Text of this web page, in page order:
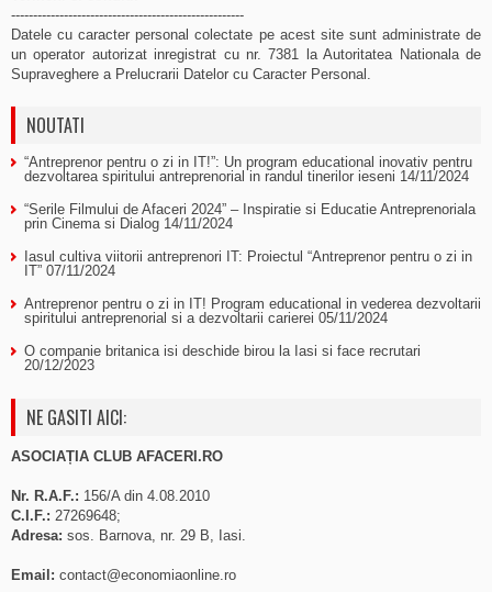
-----------------------------------------------------
Datele cu caracter personal colectate pe acest site sunt administrate de
un operator autorizat inregistrat cu nr. 7381 la Autoritatea Nationala de
Supraveghere a Prelucrarii Datelor cu Caracter Personal.
NOUTATI
“Antreprenor pentru o zi in IT!”: Un program educational inovativ pentru
dezvoltarea spiritului antreprenorial in randul tinerilor ieseni 14/11/2024
“Serile Filmului de Afaceri 2024” – Inspiratie si Educatie Antreprenoriala
prin Cinema si Dialog 14/11/2024
Iasul cultiva viitorii antreprenori IT: Proiectul “Antreprenor pentru o zi in
IT” 07/11/2024
Antreprenor pentru o zi in IT! Program educational in vederea dezvoltarii
spiritului antreprenorial si a dezvoltarii carierei 05/11/2024
O companie britanica isi deschide birou la Iasi si face recrutari
20/12/2023
NE GASITI AICI:
ASOCIAȚIA CLUB AFACERI.RO
Nr. R.A.F.: 156/A din 4.08.2010
C.I.F.: 27269648;
Adresa: sos. Barnova, nr. 29 B, Iasi.
Email: contact@economiaonline.ro